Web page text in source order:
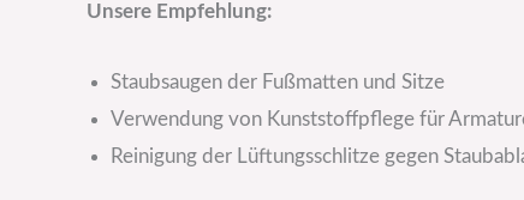
Unsere Empfehlung:
Staubsaugen der Fußmatten und Sitze
Verwendung von Kunststoffpflege für
Reinigung der Lüftungsschlitze gegen